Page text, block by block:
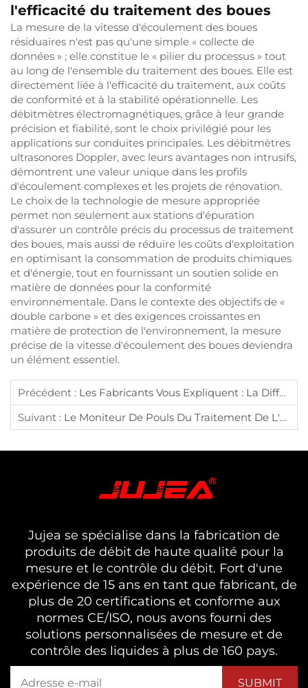
l'efficacité du traitement des boues
La mesure de la vitesse d'écoulement des boues
résiduaires n'est pas qu'une simple « collecte de
données » ; elle constitue le « pilier du processus » tout
au long de l'ensemble du traitement des boues. Elle est
directement liée à l'efficacité du traitement, aux coûts
de conformité et à la stabilité opérationnelle. Les
débitmètres électromagnétiques, grâce à leur grande
précision et fiabilité, sont le choix privilégié pour les
applications sur conduites principales. Les débitmètres
ultrasonores Doppler, avec leurs avantages non intrusifs,
démontrent une valeur unique dans les profils
d'écoulement complexes et les projets de rénovation.
Le choix de la technologie de mesure appropriée
permet non seulement aux stations d'épuration
d'assurer un contrôle précis du processus de traitement
des boues, mais aussi de réduire les coûts d'exploitation
en optimisant la consommation de produits chimiques
et d'énergie, tout en fournissant un soutien solide en
matière de données pour la conformité
environnementale. Dans le contexte des objectifs de «
double carbone » et des exigences croissantes en
matière de protection de l'environnement, la mesure
précise de la vitesse d'écoulement des boues deviendra
un élément essentiel.
Précédent : Les Fabricants Vous Expliquent : La Différence Entre Capteurs Et Transmetteurs
Suivant : Le Moniteur De Pouls Du Traitement De L'eau : Le Débitmètre Indispensable
Jujea se spécialise dans la fabrication de
produits de débit de haute qualité pour la
mesure et le contrôle du débit. Fort d'une
expérience de 15 ans en tant que fabricant, de
plus de 20 certifications et conforme aux
normes CE/ISO, nous avons fourni des
solutions personnalisées de mesure et de
contrôle des liquides à plus de 160 pays.